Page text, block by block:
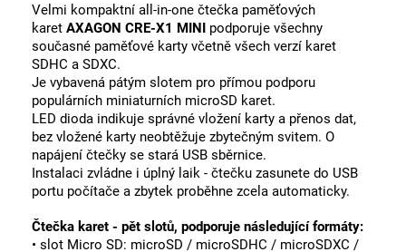
Velmi kompaktní all-in-one čtečka paměťových
karet AXAGON CRE-X1 MINI podporuje všechny
současné paměťové karty včetně všech verzí karet
SDHC a SDXC.
Je vybavená pátým slotem pro přímou podporu
populárních miniaturních microSD karet.
LED dioda indikuje správné vložení karty a přenos dat,
bez vložené karty neobtěžuje zbytečným svitem. O
napájení čtečky se stará USB sběrnice.
Instalaci zvládne i úplný laik - čtečku zasunete do USB
portu počítače a zbytek proběhne zcela automaticky.
Čtečka karet - pět slotů, podporuje následující formáty:
• slot Micro SD: microSD / microSDHC / microSDXC /